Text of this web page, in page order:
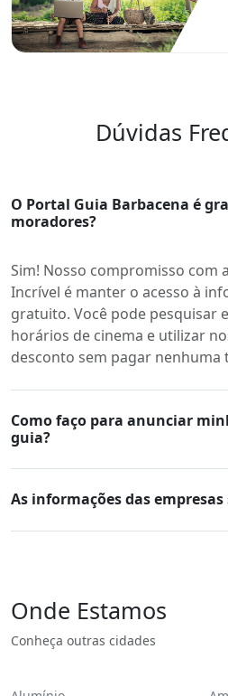
Dúvidas
O Portal Guia Barbacena é
moradores?
Sim! Nosso compromisso com
Incrível é manter o acesso à
gratuito. Você pode pesquisar
horários de cinema e utilizar
desconto sem pagar nenhuma
Como faço para anunciar
guia?
As informações das
Onde Estamos
Conheça outras cidades